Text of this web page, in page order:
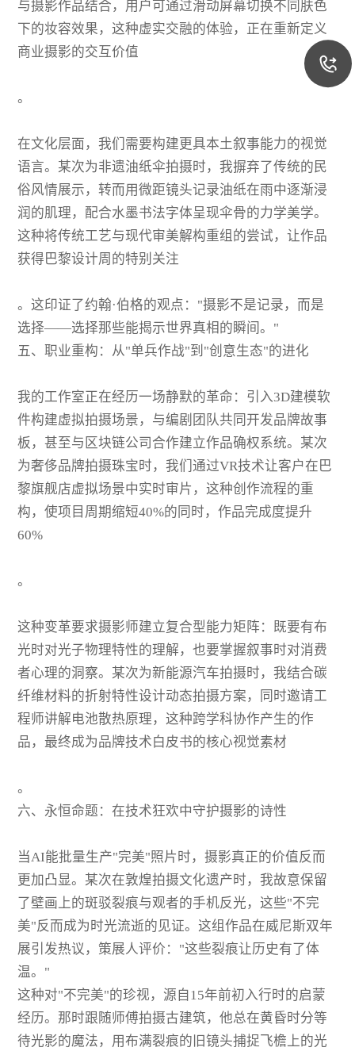
与摄影作品结合，用户可通过滑动屏幕切换不同肤色
下的妆容效果，这种虚实交融的体验，正在重新定义
商业摄影的交互价值
。
在文化层面，我们需要构建更具本土叙事能力的视觉
语言。某次为非遗油纸伞拍摄时，我摒弃了传统的民
俗风情展示，转而用微距镜头记录油纸在雨中逐渐浸
润的肌理，配合水墨书法字体呈现伞骨的力学美学。
这种将传统工艺与现代审美解构重组的尝试，让作品
获得巴黎设计周的特别关注
。这印证了约翰·伯格的观点："摄影不是记录，而是
选择——选择那些能揭示世界真相的瞬间。"
五、职业重构：从"单兵作战"到"创意生态"的进化
我的工作室正在经历一场静默的革命：引入3D建模软
件构建虚拟拍摄场景，与编剧团队共同开发品牌故事
板，甚至与区块链公司合作建立作品确权系统。某次
为奢侈品牌拍摄珠宝时，我们通过VR技术让客户在巴
黎旗舰店虚拟场景中实时审片，这种创作流程的重
构，使项目周期缩短40%的同时，作品完成度提升
60%
。
这种变革要求摄影师建立复合型能力矩阵：既要有布
光时对光子物理特性的理解，也要掌握叙事时对消费
者心理的洞察。某次为新能源汽车拍摄时，我结合碳
纤维材料的折射特性设计动态拍摄方案，同时邀请工
程师讲解电池散热原理，这种跨学科协作产生的作
品，最终成为品牌技术白皮书的核心视觉素材
。
六、永恒命题：在技术狂欢中守护摄影的诗性
当AI能批量生产"完美"照片时，摄影真正的价值反而
更加凸显。某次在敦煌拍摄文化遗产时，我故意保留
了壁画上的斑驳裂痕与观者的手机反光，这些"不完
美"反而成为时光流逝的见证。这组作品在威尼斯双年
展引发热议，策展人评价："这些裂痕让历史有了体
温。"
这种对"不完美"的珍视，源自15年前初入行时的启蒙
经历。那时跟随师傅拍摄古建筑，他总在黄昏时分等
待光影的魔法，用布满裂痕的旧镜头捕捉飞檐上的光